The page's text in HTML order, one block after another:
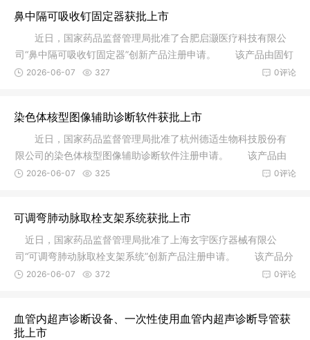
鼻中隔可吸收钉固定器获批上市
近日，国家药品监督管理局批准了合肥启灏医疗科技有限公
司“鼻中隔可吸收钉固定器”创新产品注册申请。 该产品由固钉
器和
0评论
2026-06-07 327
染色体核型图像辅助诊断软件获批上市
近日，国家药品监督管理局批准了杭州德适生物科技股份有
限公司的染色体核型图像辅助诊断软件注册申请。 该产品由
软件安装
0评论
2026-06-07 325
可调弯肺动脉取栓支架系统获批上市
近日，国家药品监督管理局批准了上海玄宇医疗器械有限公
司“可调弯肺动脉取栓支架系统”创新产品注册申请。 该产品分
为调弯
0评论
2026-06-07 372
血管内超声诊断设备、一次性使用血管内超声诊断导管获
批上市